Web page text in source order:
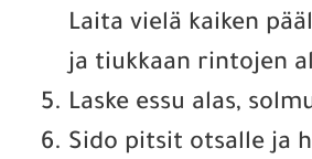
Laita vielä kaiken
ja tiukkaan rintojen
Laske essu alas,
Sido pitsit otsalle ja